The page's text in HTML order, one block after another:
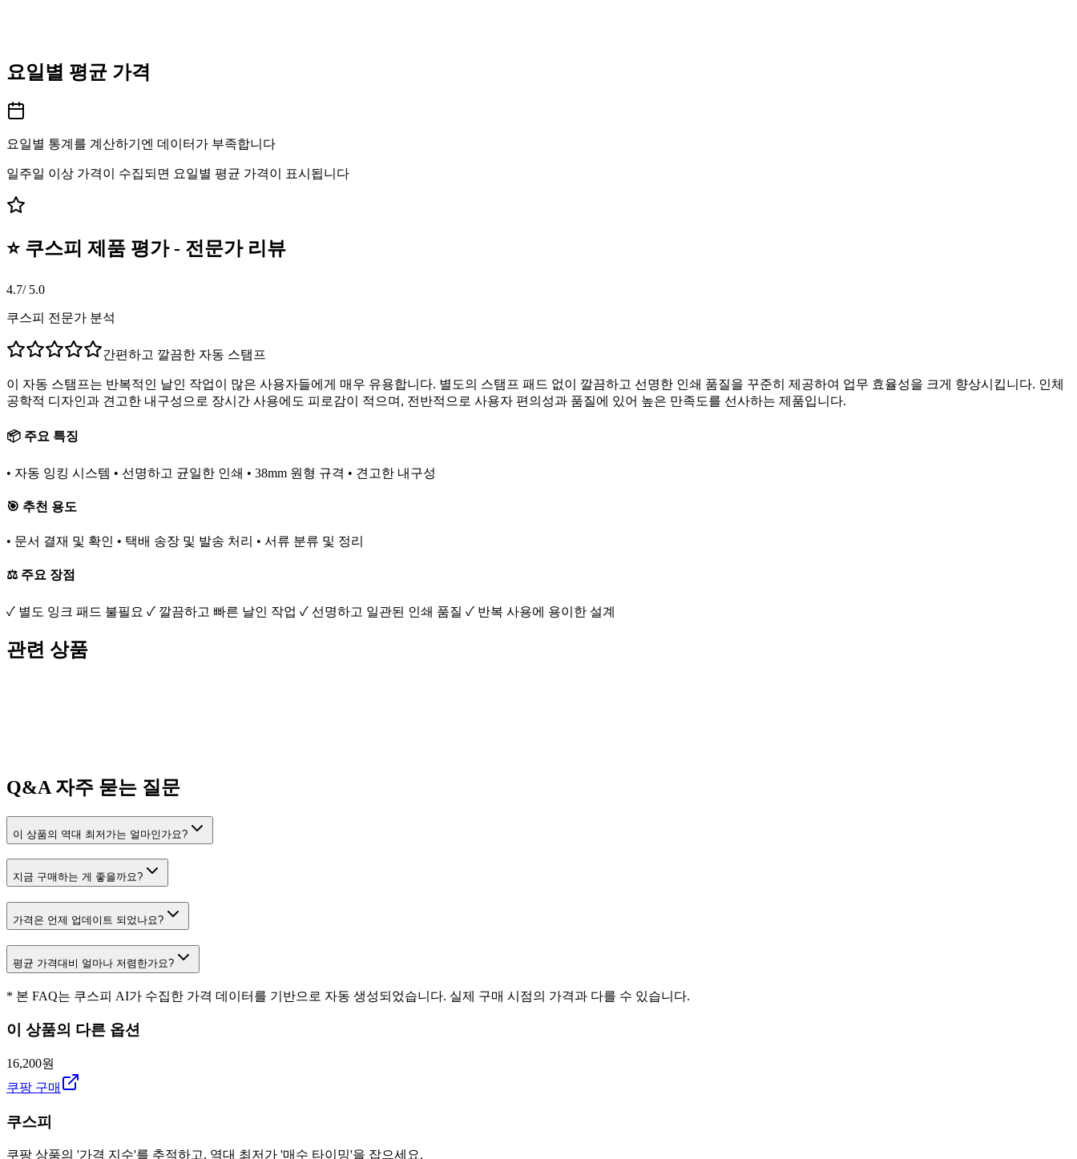
요일별 평균 가격
요일별 통계를 계산하기엔 데이터가 부족합니다
일주일 이상 가격이 수집되면 요일별 평균 가격이 표시됩니다
⭐ 쿠스피 제품 평가 - 전문가 리뷰
4.7/ 5.0
쿠스피 전문가 분석
간편하고 깔끔한 자동 스탬프
이 자동 스탬프는 반복적인 날인 작업이 많은 사용자들에게 매우 유용합니다. 별도의 스탬프 패드 없이 깔끔하고 선명한 인쇄 품질을 꾸준히 제공하여 업무 효율성을 크게 향상시킵니다. 인체
공학적 디자인과 견고한 내구성으로 장시간 사용에도 피로감이 적으며, 전반적으로 사용자 편의성과 품질에 있어 높은 만족도를 선사하는 제품입니다.
📦 주요 특징
• 자동 잉킹 시스템 • 선명하고 균일한 인쇄 • 38mm 원형 규격 • 견고한 내구성
🎯 추천 용도
• 문서 결재 및 확인 • 택배 송장 및 발송 처리 • 서류 분류 및 정리
⚖️ 주요 장점
✓ 별도 잉크 패드 불필요 ✓ 깔끔하고 빠른 날인 작업 ✓ 선명하고 일관된 인쇄 품질 ✓ 반복 사용에 용이한 설계
관련 상품
Q&A 자주 묻는 질문
이 상품의 역대 최저가는 얼마인가요?
지금 구매하는 게 좋을까요?
가격은 언제 업데이트 되었나요?
평균 가격대비 얼마나 저렴한가요?
* 본 FAQ는 쿠스피 AI가 수집한 가격 데이터를 기반으로 자동 생성되었습니다. 실제 구매 시점의 가격과 다를 수 있습니다.
이 상품의 다른 옵션
16,200원
쿠팡 구매
쿠스피
쿠팡 상품의 '가격 지수'를 추적하고, 역대 최저가 '매수 타이밍'을 잡으세요.